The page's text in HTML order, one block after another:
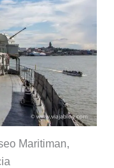
Maritiman,